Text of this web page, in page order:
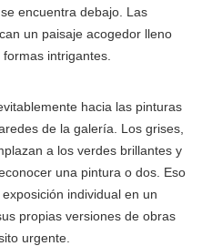
encuentra debajo. Las
un paisaje acogedor lleno
intrigantes.
hacia las pinturas
de la galería. Los grises,
a los verdes brillantes y
una pintura o dos. Eso
individual en un
propias versiones de obras
urgente.